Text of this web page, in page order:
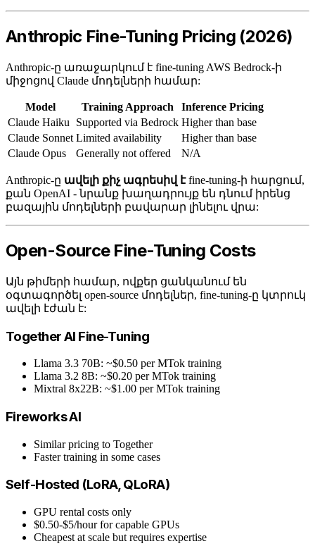
Anthropic Fine-Tuning Pricing (2026)
Anthropic-ը առաջարկում է fine-tuning AWS Bedrock-ի
միջոցով Claude մոդելների համար:
Model Training Approach
Inference Pricing
Claude Haiku
Supported via Bedrock Higher than base
Claude Sonnet Limited availability
Higher than base
Claude Opus
Generally not offered N/A
Anthropic-ը ավելի քիչ ագրեսիվ էfine-tuning-ի հարցում,
քան OpenAI - նրանք խաղադրույք են դնում իրենց
բազային մոդելների բավարար լինելու վրա:
Open-Source Fine-Tuning Costs
Այն թիմերի համար, ովքեր ցանկանում են
օգտագործել open-source մոդելներ, fine-tuning-ը կտրուկ
ավելի էժան է:
Together AI Fine-Tuning
Llama 3.3 70B: ~$0.50 per MTok training
Llama 3.2 8B: ~$0.20 per MTok training
Mixtral 8x22B: ~$1.00 per MTok training
Fireworks AI
Similar pricing to Together
Faster training in some cases
Self-Hosted (LoRA, QLoRA)
GPU rental costs only
$0.50-$5/hour for capable GPUs
Cheapest at scale but requires expertise